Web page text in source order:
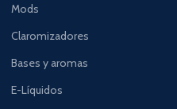
Mods
Claromizadores
Bases y aromas
E-Líquidos